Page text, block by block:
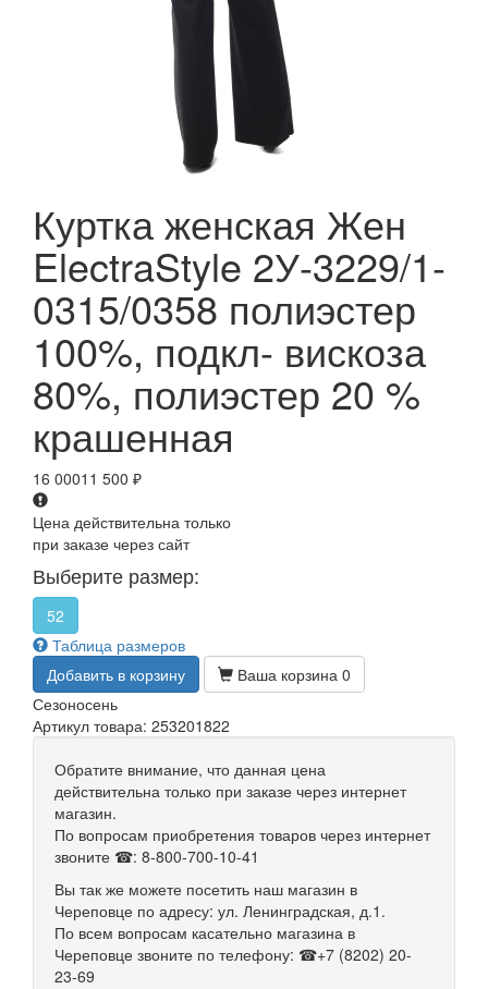
Куртка женская Жен
ElectraStyle 2У-3229/1-
0315/0358 полиэстер
100%, подкл- вискоза
80%, полиэстер 20 %
крашенная
16 00011 500 ₽
Цена действительна только
при заказе через сайт
Выберите размер:
52
Таблица размеров
Добавить в корзину
Ваша корзина 0
Сезоносень
Артикул товара: 253201822
Обратите внимание, что данная цена
действительна только при заказе через интернет
магазин.
По вопросам приобретения товаров через интернет
звоните ☎: 8-800-700-10-41
Вы так же можете посетить наш магазин в
Череповце по адресу: ул. Ленинградская, д.1.
По всем вопросам касательно магазина в
Череповце звоните по телефону: ☎+7 (8202) 20-
23-69